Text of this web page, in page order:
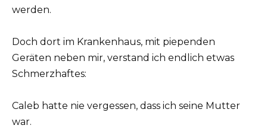
werden.
Doch dort im Krankenhaus, mit piependen
Geräten neben mir, verstand ich endlich etwas
Schmerzhaftes:
Caleb hatte nie vergessen, dass ich seine Mutter
war.